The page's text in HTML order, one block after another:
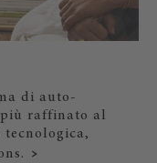
di auto-
raffinato al
tecnologica,